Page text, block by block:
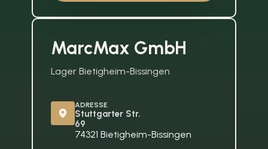
MarcMax GmbH
Lager Bietigheim-Bissingen
ADRESSE
Stuttgarter Str.
69
74321 Bietigheim-Bissingen